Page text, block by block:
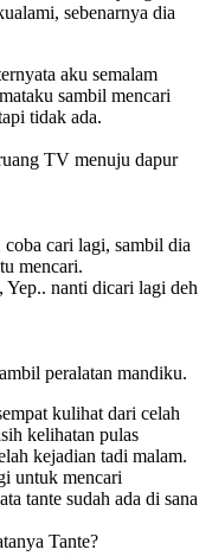
sebenarnya dia
aku semalam
sambil mencari
tidak ada.
TV menuju dapur
cari lagi, sambil dia
mencari.
Yep.. nanti dicari lagi deh
peralatan mandiku.
kulihat dari celah
kelihatan pulas
kejadian tadi malam.
untuk mencari
tante sudah ada di sana
Tante?